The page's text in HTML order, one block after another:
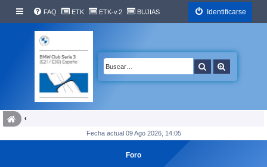
FAQ ETK ETK-v.2 BUJIAS Identificarse
Buscar
Fecha actual 09 Ago 2026, 14:05
Foro